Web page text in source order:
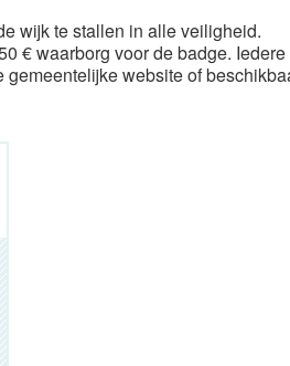
wijk te stallen in alle veiligheid.
€ waarborg voor de badge.
website of